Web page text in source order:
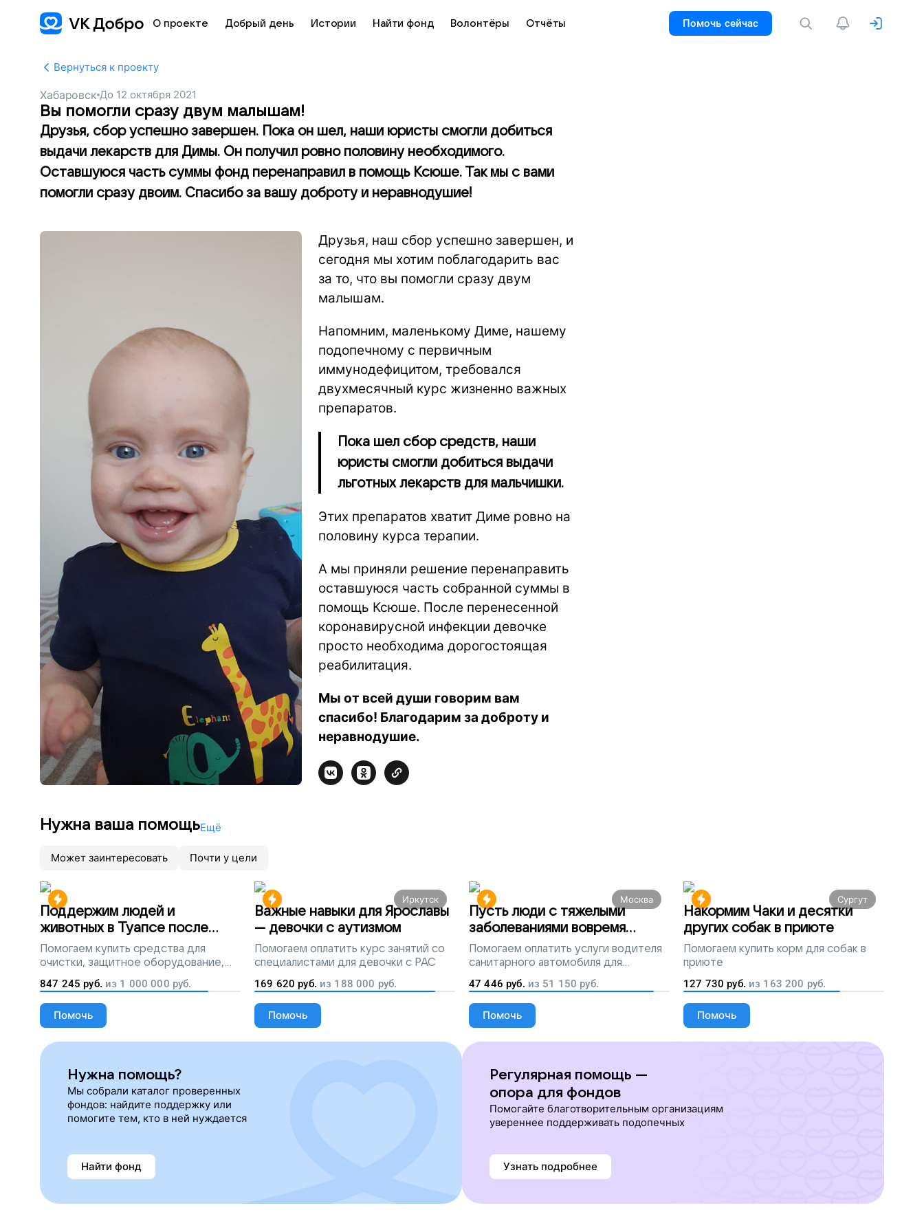
О проекте Добрый день Истории Найти фонд Волонтёры Отчёты Помочь сейчас
Вернуться к проекту
Хабаровск До 12 октября 2021
Вы помогли сразу двум малышам!
Друзья, сбор успешно завершен. Пока он шел, наши юристы смогли добиться
выдачи лекарств для Димы. Он получил ровно половину необходимого.
Оставшуюся часть суммы фонд перенаправил в помощь Ксюше. Так мы с вами
помогли сразу двоим. Спасибо за вашу доброту и неравнодушие!
Друзья, наш сбор успешно завершен, и
сегодня мы хотим поблагодарить вас
за то, что вы помогли сразу двум
малышам.
Напомним, маленькому Диме, нашему
подопечному с первичным
иммунодефицитом, требовался
двухмесячный курс жизненно важных
препаратов.
Пока шел сбор средств, наши
юристы смогли добиться выдачи
льготных лекарств для мальчишки.
Этих препаратов хватит Диме ровно на
половину курса терапии.
А мы приняли решение перенаправить
оставшуюся часть собранной суммы в
помощь Ксюше. После перенесенной
коронавирусной инфекции девочке
просто необходима дорогостоящая
реабилитация.
Мы от всей души говорим вам
спасибо! Благодарим за доброту и
неравнодушие.
Нужна ваша помощьЕщё
Может заинтересовать Почти у цели
Поддержим людей и
животных в Туапсе после
разлива мазута
Помогаем купить средства для
очистки, защитное оборудование,
лекарства, корм и предметы первой
необходимости
847 245 руб. из 1 000 000 руб.
Помочь
Иркутск
Важные навыки для Ярославы
— девочки с аутизмом
Помогаем оплатить курс занятий со
специалистами для девочки с РАС
169 620 руб. из 188 000 руб.
Помочь
Москва
Пусть люди с тяжелыми
заболеваниями вовремя
попадут на лечение
Помогаем оплатить услуги водителя
санитарного автомобиля для
перевозки тяжелобольных людей
47 446 руб. из 51 150 руб.
Помочь
Сургут
Накормим Чаки и десятки
других собак в приюте
Помогаем купить корм для собак в
приюте
127 730 руб. из 163 200 руб.
Помочь
Нужна помощь?
Мы собрали каталог проверенных
фондов: найдите поддержку или
помогите тем, кто в ней нуждается
Найти фонд
Регулярная помощь —
опора для фондов
Помогайте благотворительным организациям
увереннее поддерживать подопечных
Узнать подробнее